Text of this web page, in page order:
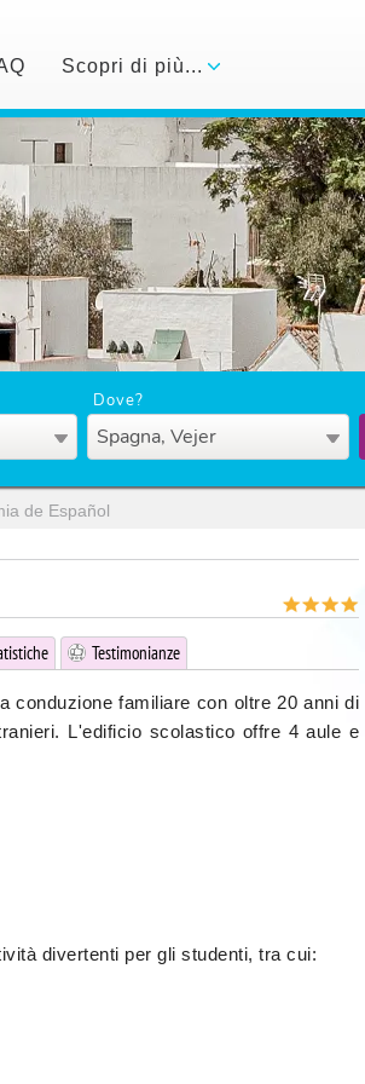
Scopri di più...
Dove?
Spagna, Vejer
de Español
Testimonianze
conduzione familiare con oltre 20 anni di
L'edificio scolastico offre 4 aule e
divertenti per gli studenti, tra cui: